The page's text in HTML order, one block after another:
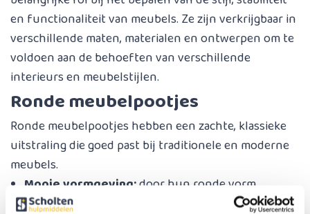
en functionaliteit van meubels. Ze zijn verkrijgbaar in
verschillende maten, materialen en ontwerpen om te
voldoen aan de behoeften van verschillende
interieurs en meubelstijlen.
Ronde meubelpootjes
Ronde meubelpootjes hebben een zachte, klassieke
uitstraling die goed past bij traditionele en moderne
meubels.
Mooie vormgeving:door hun ronde vorm
brengen ze een gevoel van elegantie en verfijning.